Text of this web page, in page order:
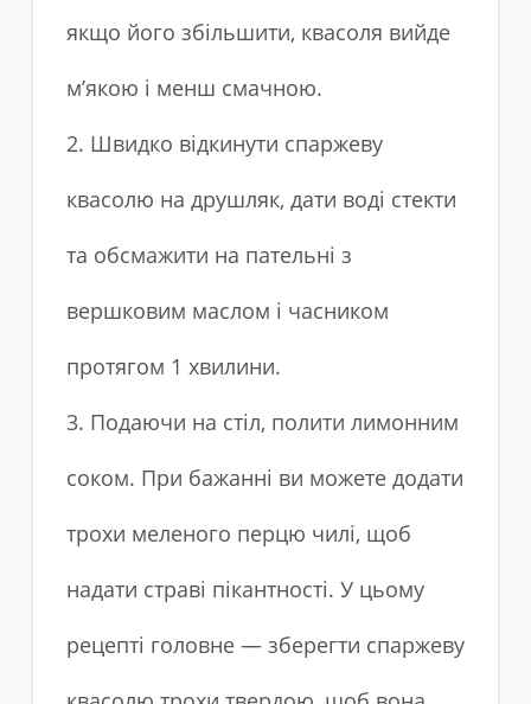
якщо його збільшити, квасоля вийде
м’якою і менш смачною.
2. Швидко відкинути спаржеву
квасолю на друшляк, дати воді стекти
та обсмажити на пательні з
вершковим маслом і часником
протягом 1 хвилини.
3. Подаючи на стіл, полити лимонним
соком. При бажанні ви можете додати
трохи меленого перцю чилі, щоб
надати страві пікантності. У цьому
рецепті головне — зберегти спаржеву